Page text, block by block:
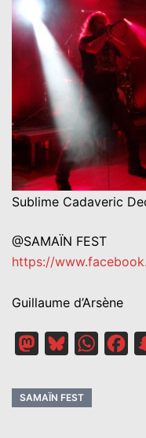
Sublime Cadaveric
@SAMAÏN FEST
https://
Guillaume d’Arsène
MastodonBluesky
SAMAÏN FEST